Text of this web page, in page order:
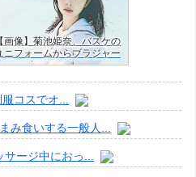
【画像】菊池姫奈、バスケの
ニフォームからブラジャー
はみ出すJKグラドルｗ
コスでオ...
み食いする一般人...
ージ中におっ...